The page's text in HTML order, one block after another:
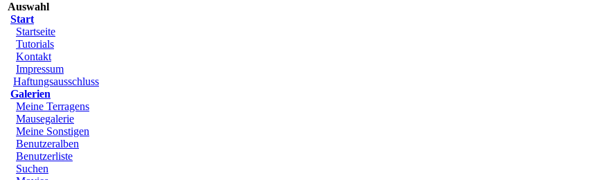
Auswahl
Start
Startseite
Tutorials
Kontakt
Impressum
Haftungsausschluss
Galerien
Meine Terragens
Mausegalerie
Meine Sonstigen
Benutzeralben
Benutzerliste
Suchen